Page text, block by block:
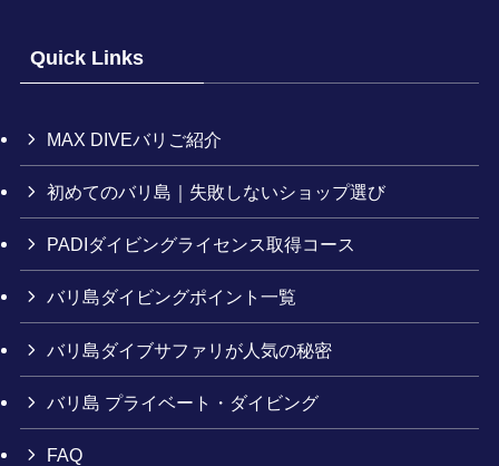
Quick Links
MAX DIVEバリご紹介
初めてのバリ島｜失敗しないショップ選び
PADIダイビングライセンス取得コース
バリ島ダイビングポイント一覧
バリ島ダイブサファリが人気の秘密
バリ島 プライベート・ダイビング
FAQ